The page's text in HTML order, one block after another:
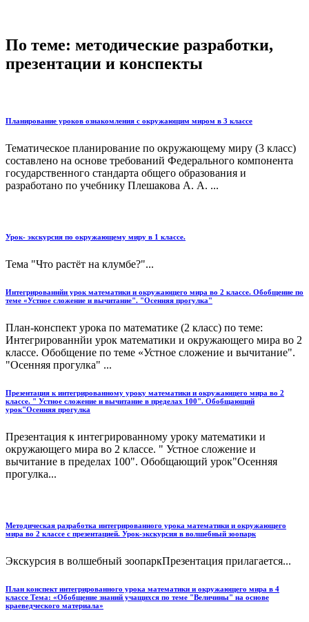
По теме: методические разработки,
презентации и конспекты
Планирование уроков ознакомления с окружающим миром в 3 классе
Тематическое планирование по окружающему миру (3 класс)
составлено на основе требований Федерального компонента
государственного стандарта общего образования и
разработано по учебнику Плешакова А. А. ...
Урок- экскурсия по окружающему миру в 1 классе.
Тема "Что растёт на клумбе?"...
Интегрированнйи урок математики и окружающего мира во 2 классе. Обобщение по
теме «Устное сложение и вычитание". "Осенняя прогулка"
План-конспект урока по математике (2 класс) по теме:
Интегрированнйи урок математики и окружающего мира во 2
классе. Обобщение по теме «Устное сложение и вычитание".
"Осенняя прогулка" ...
Презентация к интегрированному уроку математики и окружающего мира во 2
классе. " Устное сложение и вычитание в пределах 100". Обобщающий
урок"Осенняя прогулка
Презентация к интегрированному уроку математики и
окружающего мира во 2 классе. " Устное сложение и
вычитание в пределах 100". Обобщающий урок"Осенняя
прогулка...
Методическая разработка интегрированного урока математики и окружающего
мира во 2 классе с презентацией. Урок-экскурсия в волшебный зоопарк
Экскурсия в волшебный зоопаркПрезентация прилагается...
План конспект интегрированного урока математики и окружающего мира в 4
классе Тема: «Обобщение знаний учащихся по теме "Величины" на основе
краеведческого материала»